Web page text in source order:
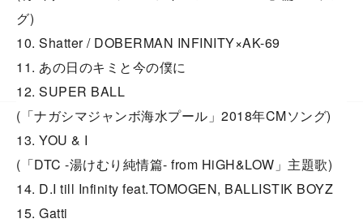
グ)
10. Shatter / DOBERMAN INFINITY×AK-69
11. あの日のキミと今の僕に
12. SUPER BALL
(「ナガシマジャンボ海水プール」2018年CMソング)
13. YOU & I
(「DTC -湯けむり純情篇- from HiGH&LOW」主題歌)
14. D.I till Infinity feat.TOMOGEN, BALLISTIK BOYZ
15. Gatti